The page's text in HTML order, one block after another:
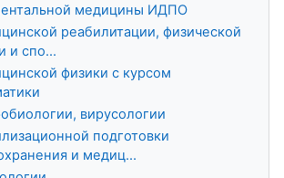
медицины ИДПО
реабилитации, физической
и спо...
физики с курсом
вирусологии
подготовки
и медиц...